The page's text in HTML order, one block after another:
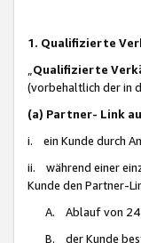
1. Qualifizierte
Qualifizierte
(vorbehaltlich der in
(a) Partner- Link
i. ein Kunde durch
ii. während einer
Kunde den Partner-
A. Ablauf von 24
B. der Kunde